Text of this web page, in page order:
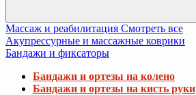
Массаж и реабилитация Смотреть все
Акупрессурные и массажные коврики
Бандажи и фиксаторы
Бандажи и ортезы на колено
Бандажи и ортезы на кисть руки